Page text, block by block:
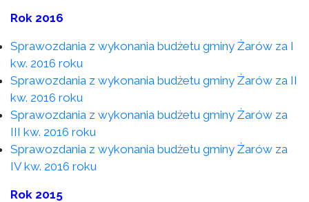
Rok 2016
Sprawozdania z wykonania budżetu gminy Żarów za I
kw. 2016 roku
Sprawozdania z wykonania budżetu gminy Żarów za II
kw. 2016 roku
Sprawozdania z wykonania budżetu gminy Żarów za
III kw. 2016 roku
Sprawozdania z wykonania budżetu gminy Żarów za
IV kw. 2016 roku
Rok 2015